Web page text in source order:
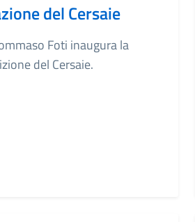
del Cersaie
Foti inaugura la
del Cersaie.